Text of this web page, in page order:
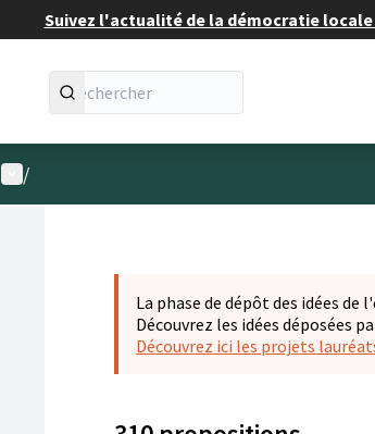
Suivez l'actualité de la démocratie locale
Menu utilisateur
/
La phase de dépôt des idées de
Découvrez les idées déposées
Découvrez ici les projets